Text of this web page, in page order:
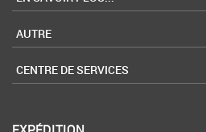
AUTRE
CENTRE DE SERVICES